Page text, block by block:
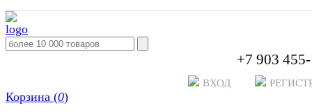
+7 903
ВХОД
Корзина (0)